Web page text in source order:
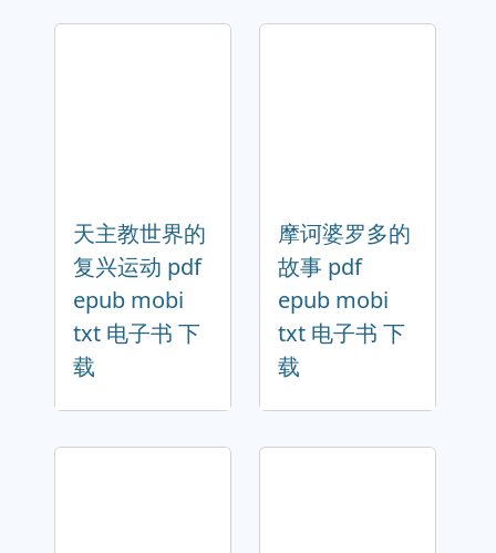
天主教世界的
复兴运动 pdf
epub mobi
txt 电子书 下
载
摩诃婆罗多的
故事 pdf
epub mobi
txt 电子书 下
载